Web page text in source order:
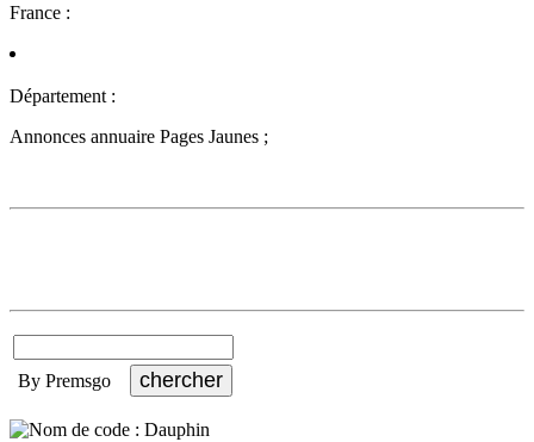
France :
Département :
Annonces annuaire Pages Jaunes ;
By Premsgo